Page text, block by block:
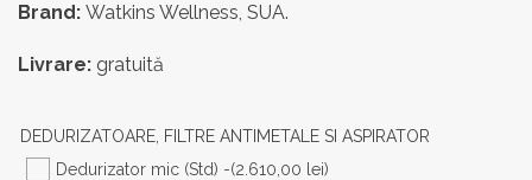
Brand: Watkins Wellness, SUA.
Livrare: gratuită
DEDURIZATOARE, FILTRE ANTIMETALE SI ASPIRATOR
Dedurizator mic (Std) -(2.610,00 lei)